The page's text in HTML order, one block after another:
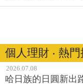
個人理財 ‧ 熱
2026.07.08
哈日族的日圓新出